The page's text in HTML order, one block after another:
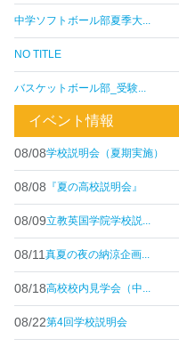
中学ソフトボール部夏季大...
NO TITLE
バスケットボール部_受験...
イベント情報
08/08学校説明会（夏期実施）
08/08 『夏の高校説明会』
08/09立教英国学院学校説...
08/11 真夏の夜の納涼企画...
08/18高校校内見学会（中...
08/22第4回学校説明会